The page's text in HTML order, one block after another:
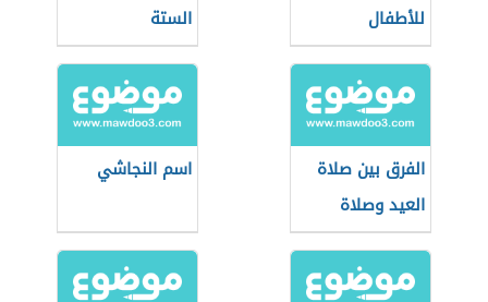
للأطفال
الستة
الفرق بين صلاة
العيد وصلاة
الجمعة
اسم النجاشي